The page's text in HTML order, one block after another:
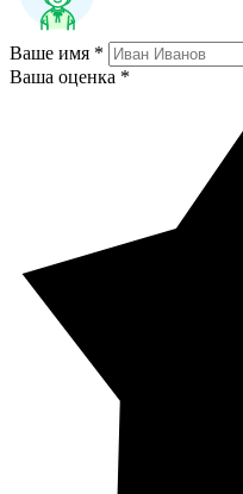
Ваше имя *
Ваша оценка *